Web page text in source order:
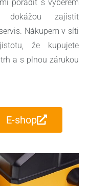
poradit s výběrem
dokážou zajistit
Nákupem v síti
že kupujete
a s plnou zárukou
E-shop